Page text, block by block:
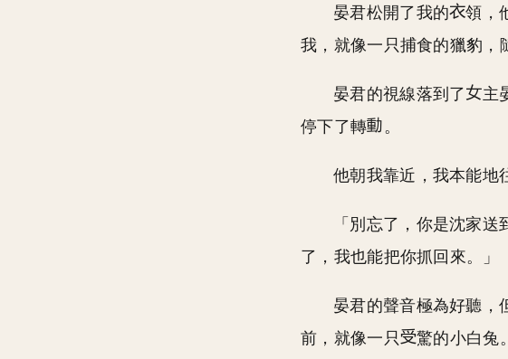
晏君松開了我的 領，
我，就像一只捕食的獵豹，
晏君的視線落到了 主
停下了轉
。
他朝我靠近，我本能地
「別忘了，你是沈家
了，我也能把你抓回來。」
晏君的聲音極為好聽，
前，就像一只
驚的小白兔。